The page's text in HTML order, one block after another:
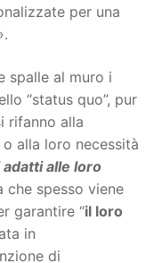
per una
spalle al muro i
“status quo”, pur
rifanno alla
o alla loro necessità
alle loro
che spesso viene
garantire “il loro
in
di